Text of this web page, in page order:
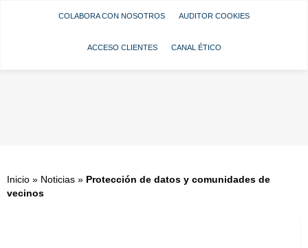
COLABORA CON NOSOTROS AUDITOR COOKIES
ACCESO CLIENTES CANAL ÉTICO
Inicio » Noticias » Protección de datos y comunidades de
vecinos